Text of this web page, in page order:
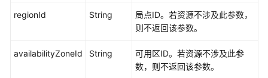
助
多
regionId String
局点ID。若资源不涉及此参数，
则不返回该参数。
availabilityZoneId String
可用区ID。若资源不涉及此参
数，则不返回该参数。